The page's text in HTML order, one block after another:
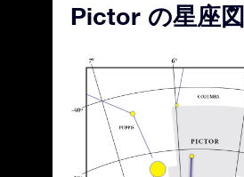
Pictor の星座図